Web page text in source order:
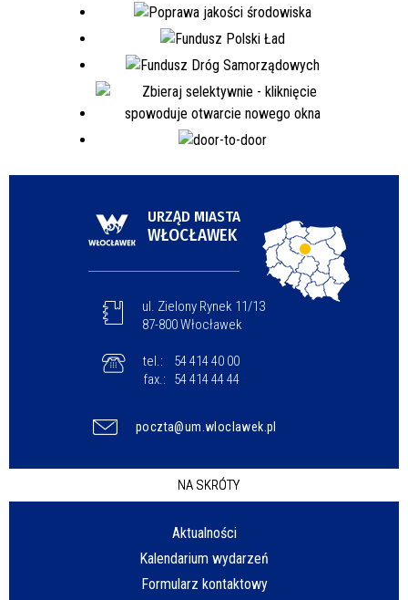
URZĄD MIASTA
WŁOCŁAWEK
ul. Zielony Rynek 11/13
87-800 Włocławek
tel.:
54 414 40 00
fax.:
54 414 44 44
poczta@um.wloclawek.pl
NA SKRÓTY
Aktualności
Kalendarium wydarzeń
Formularz kontaktowy